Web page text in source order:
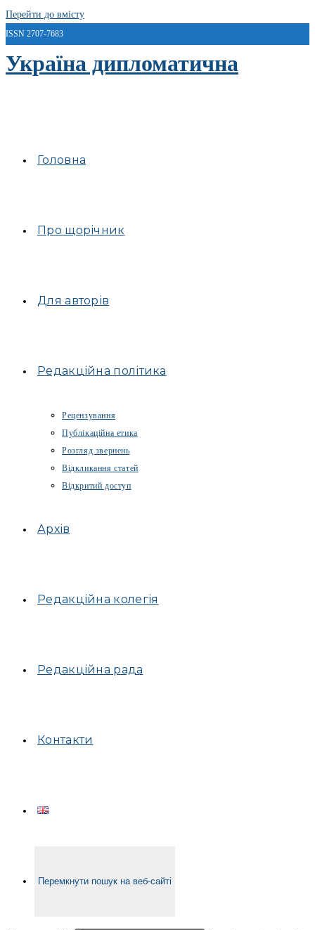
Перейти до вмісту
ISSN 2707-7683
Україна дипломатична
Головна
Про щорічник
Для авторів
Редакційна політика
Рецензування
Публікаційна етика
Розгляд звернень
Відкликання статей
Відкритий доступ
Архів
Редакційна колегія
Редакційна рада
Контакти
Перемкнути пошук на веб-сайті